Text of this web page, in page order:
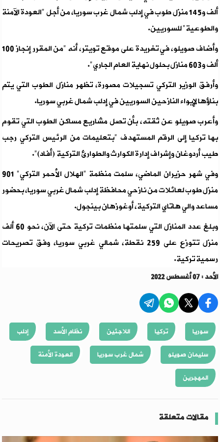
ألف و145 منزل طوب في إدلب شمال غرب سوريا، من أجل "العودة الآمنة
والطوعية" للسوريين.
وأضاف صويلو، في تغريدة على موقع تويتر، أنه "من المقرر إنجاز 100
ألف و603 منازل بحلول نهاية العام الجاري".
وأرفق الوزير التركي تسجيلات مصورة، تظهر منازل الطوب التي يتم
بناؤها لإيواء النازحين السوريين في إدلب شمال غربي سوريا.
وأعرب صويلو عن ثقته، بأن تصل مشاريع مساكن الطوب التي تقوم
بها تركيا إلى الرقم المستهدف "بتعليمات من الرئيس التركي رجب
طيب أردوغان وإشراف إدارة الكوارث والطوارئ التركية(أفاد)".
وفي شهر حزيران الماضي، سلمت منظمة "الهلال الأحمر التركي" 901
منزل طوب لعائلات من نازحي محافظة إدلب شمال غربي سوريا، بحضور
مساعد والي هاتاي التركية، أوغوزهان بينجول.
وبلغ عدد المنازل التي سلمتها منظمات تركية حتى الآن، نحو 60 ألف
منزل تتوزع على 259 نقطة، شمالي غربي سوريا، وفق تصريحات
رسمية تركية.
الأحد : 07 أغسطس 2022
سوريا تركيا اللاجئين نظام الأسد
إدلب
سليمان صويلو
شمال غرب سوريا
العودة الأمنة
المهجرين
مقالات متعلقة